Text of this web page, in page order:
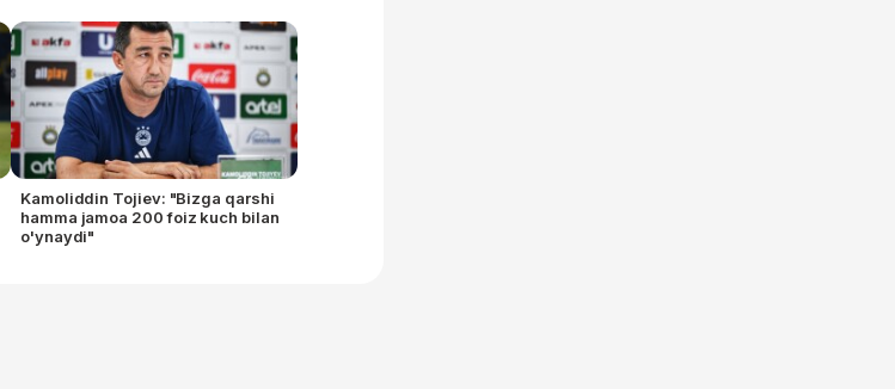
Kamoliddin Tojiev: "Bizga qarshi
hamma jamoa 200 foiz kuch bilan
o'ynaydi"